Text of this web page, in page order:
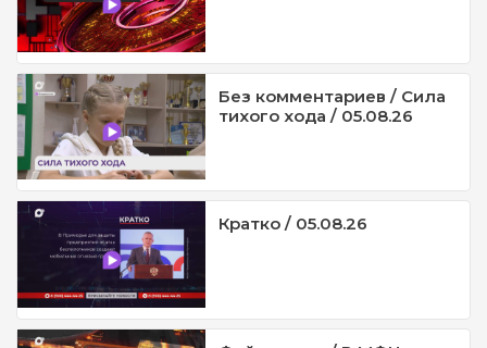
Без комментариев / Сила
тихого хода / 05.08.26
Кратко / 05.08.26